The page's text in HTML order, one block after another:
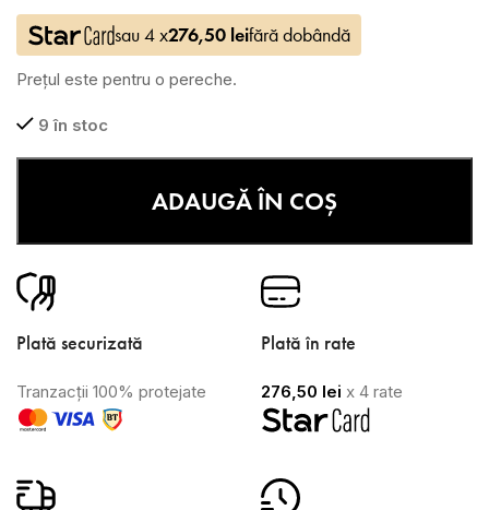
sau 4 x276,50 leifără dobândă
Prețul este pentru o pereche.
9 în stoc
ADAUGĂ ÎN COȘ
Plată securizată
Tranzacții 100% protejate
Plată în rate
276,50 lei x 4 rate